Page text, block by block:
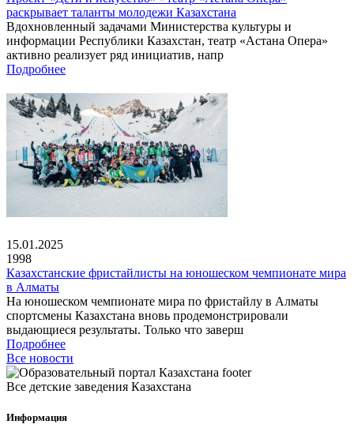
раскрывает таланты молодежи Казахстана
Вдохновленный задачами Министерства культуры и
информации Республики Казахстан, театр «Астана Опера»
активно реализует ряд инициатив, напр
Подробнее
15.01.2025
1998
Казахстанские фристайлисты на юношеском чемпионате мира
в Алматы
На юношеском чемпионате мира по фристайлу в Алматы
спортсмены Казахстана вновь продемонстрировали
выдающиеся результаты. Только что заверш
Подробнее
Все новости
Все детские заведения Казахстана
Информация